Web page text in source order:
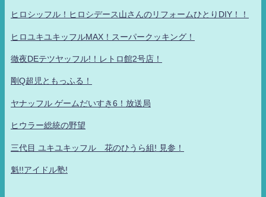
ヒロシッフル！ヒロシデース山さんのリフォームひとりDIY！！
ヒロユキユキッフルMAX！スーパークッキング！
徹夜DEテツヤッフル!！レトロ館2号店！
剛Q超児ともっふる！
ヤナッフル ゲームだいすき6！放送局
ヒウラー総統の野望
三代目 ユキユキッフル 花のひうら組! 見参！
魁!!アイドル塾!